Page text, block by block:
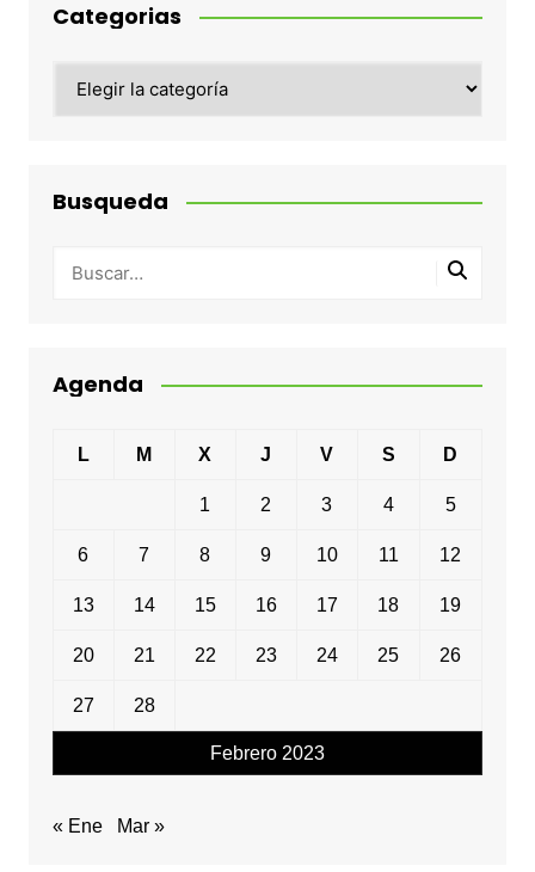
Categorias
Busqueda
Agenda
Febrero 2023
L M X J V S D
1 2 3 4 5
6 7 8 9 10 11 12
13 14 15 16 17 18 19
20 21 22 23 24 25 26
27 28
« Ene Mar »